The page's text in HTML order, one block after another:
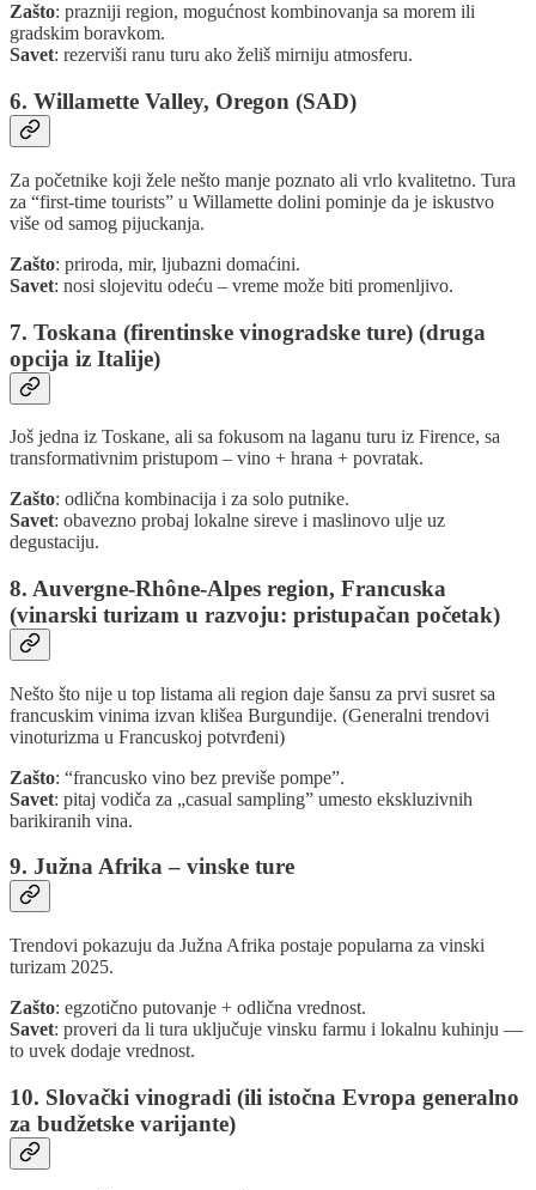
Zašto: prazniji region, mogućnost kombinovanja sa morem ili
gradskim boravkom.
Savet: rezerviši ranu turu ako želiš mirniju atmosferu.
6. Willamette Valley, Oregon (SAD)
Za početnike koji žele nešto manje poznato ali vrlo kvalitetno. Tura
za “first-time tourists” u Willamette dolini pominje da je iskustvo
više od samog pijuckanja.
Zašto: priroda, mir, ljubazni domaćini.
Savet: nosi slojevitu odeću – vreme može biti promenljivo.
7. Toskana (firentinske vinogradske ture) (druga
opcija iz Italije)
Još jedna iz Toskane, ali sa fokusom na laganu turu iz Firence, sa
transformativnim pristupom – vino + hrana + povratak.
Zašto: odlična kombinacija i za solo putnike.
Savet: obavezno probaj lokalne sireve i maslinovo ulje uz
degustaciju.
8. Auvergne‑Rhône‑Alpes region, Francuska
(vinarski turizam u razvoju: pristupačan početak)
Nešto što nije u top listama ali region daje šansu za prvi susret sa
francuskim vinima izvan klišea Burgundije. (Generalni trendovi
vinoturizma u Francuskoj potvrđeni)
Zašto: “francusko vino bez previše pompe”.
Savet: pitaj vodiča za „casual sampling” umesto ekskluzivnih
barikiranih vina.
9. Južna Afrika – vinske ture
Trendovi pokazuju da Južna Afrika postaje popularna za vinski
turizam 2025.
Zašto: egzotično putovanje + odlična vrednost.
Savet: proveri da li tura uključuje vinsku farmu i lokalnu kuhinju —
to uvek dodaje vrednost.
10. Slovački vinogradi (ili istočna Evropa generalno
za budžetske varijante)